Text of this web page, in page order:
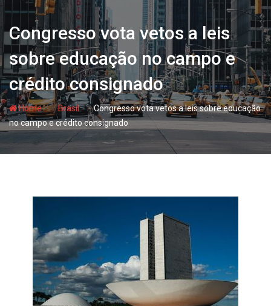
Congresso vota vetos a leis
sobre educação no campo e
crédito consignado
Home- hjBrasil- hjCongresso vota vetos a leis sobre educação
no campo e crédito consignado